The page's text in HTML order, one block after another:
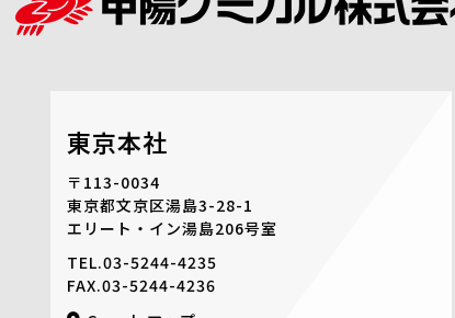
東京本社
〒113-0034
東京都文京区湯島3-28-1
エリート・イン湯島206号室
TEL.03-5244-4235
FAX.03-5244-4236